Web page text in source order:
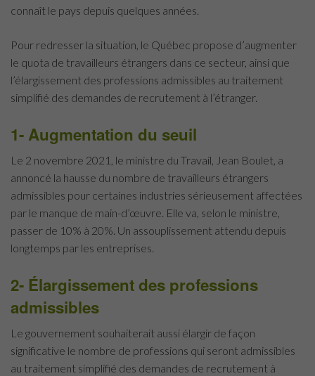
connaît le pays depuis quelques années.
Pour redresser la situation, le Québec propose d’augmenter
le quota de travailleurs étrangers dans ce secteur, ainsi que
l’élargissement des professions admissibles au traitement
simplifié des demandes de recrutement à l’étranger.
1- Augmentation du seuil
Le 2 novembre 2021, le ministre du Travail, Jean Boulet, a
annoncé la hausse du nombre de travailleurs étrangers
admissibles pour certaines industries sérieusement affectées
par le manque de main-d’œuvre. Elle va, selon le ministre,
passer de 10% à 20%. Un assouplissement attendu depuis
longtemps par les entreprises.
2- Élargissement des professions
admissibles
Le gouvernement souhaiterait aussi élargir de façon
significative le nombre de professions qui seront admissibles
au traitement simplifié des demandes de recrutement à